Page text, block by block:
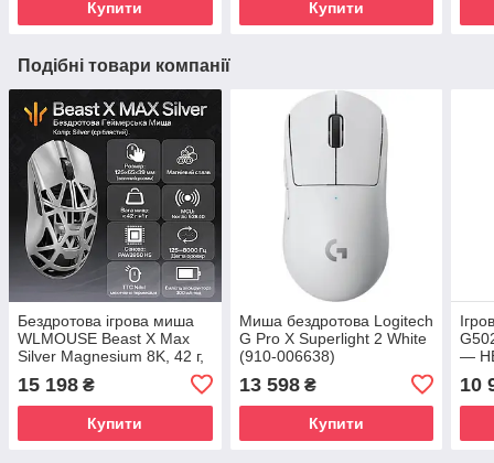
Купити Купити
Подібні товари компанії
Бездротова ігрова миша
WLMOUSE Beast X Max
Silver Magnesium 8K, 42 г,
PixArt PAW3950HS, 8000
Гц
15 198 ₴
Купити
Миша бездротова Logitech
G Pro X Superlight 2 White
(910-006638)
13 598₴
Купити
—
10